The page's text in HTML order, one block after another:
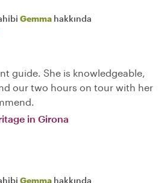
Gemma hakkında
guide. She is knowledgeable,
our two hours on tour with her
in Girona
Gemma hakkında